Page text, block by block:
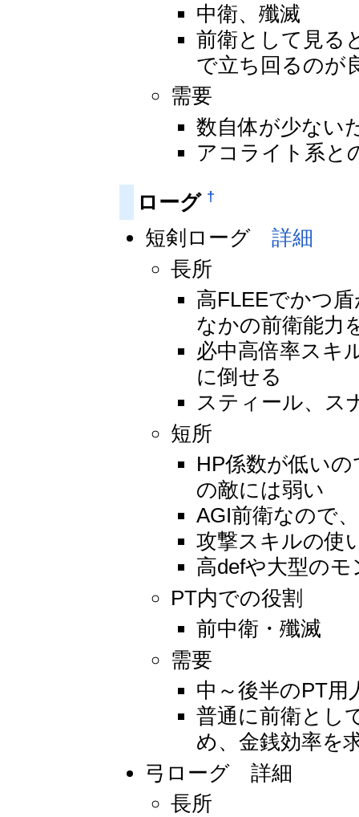
中衛、殲滅
前衛として見る
で立ち回るのが
需要
数自体が少ない
アコライト系と
ローグ †
短剣ローグ詳細
長所
高FLEEでかつ
なかの前衛能力
必中高倍率スキ
に倒せる
スティール、ス
短所
HP係数が低い
の敵には弱い
AGI前衛なので
攻撃スキルの使
高defや大型の
PT内での役割
前中衛・殲滅
需要
中～後半のPT用
普通に前衛とし
め、金銭効率を
弓ローグ 詳細
長所